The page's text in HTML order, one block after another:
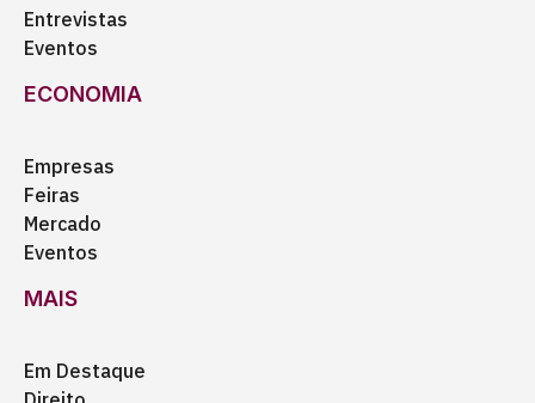
Entrevistas
Eventos
ECONOMIA
Empresas
Feiras
Mercado
Eventos
MAIS
Em Destaque